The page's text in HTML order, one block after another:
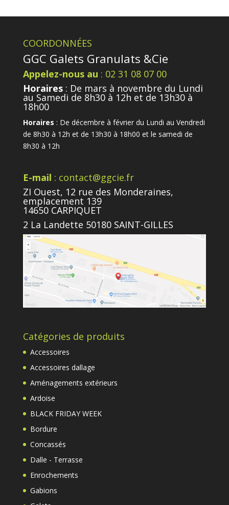
COORDONNÉES
GGC Galets Granulats &Cie
Appelez-nous au : 02 31 08 07 00
Horaires: De mars à novembre du Lundi
au Samedi de 8h30 à 12h et de 13h30 à
18h00
Horaires : De décembre à février du Lundi au Vendredi
de 8h30 à 12h et de 13h30 à 18h00 et le samedi de
8h30 à 12h
E-mail : contact@ggcie.fr
ZI Ouest, 12 rue des Monderaines,
emplacement 139
14650 CARPIQUET
2 La Landette 50180 SAINT-GILLES
Catégories de produits
Accessoires
Accessoires dallage
Aménagements extérieurs
Ardoise
BLACK FRIDAY WEEK
Bordure
Concassés
Dalle - Terrasse
Enrochements
Gabions